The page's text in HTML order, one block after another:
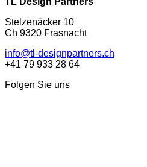
Stelzenäcker 10
Ch 9320 Frasnacht
info@tl-designpartners.ch
+41 79 933 28 64
Folgen Sie uns